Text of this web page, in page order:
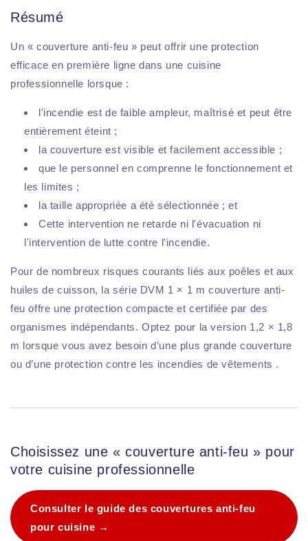
Résumé
Un « couverture anti-feu » peut offrir une protection
efficace en première ligne dans une cuisine
professionnelle lorsque :
l'incendie est de faible ampleur, maîtrisé et peut être
entièrement éteint ;
la couverture est visible et facilement accessible ;
que le personnel en comprenne le fonctionnement et
les limites ;
la taille appropriée a été sélectionnée ; et
Cette intervention ne retarde ni l'évacuation ni
l'intervention de lutte contre l'incendie.
Pour de nombreux risques courants liés aux poêles et aux
huiles de cuisson, la série DVM 1 × 1 m couverture anti-
feu offre une protection compacte et certifiée par des
organismes indépendants. Optez pour la version 1,2 × 1,8
m lorsque vous avez besoin d’une plus grande couverture
ou d’une protection contre les incendies de vêtements .
Choisissez une « couverture anti-feu » pour
votre cuisine professionnelle
Consulter le guide des couvertures anti-feu
pour cuisine →